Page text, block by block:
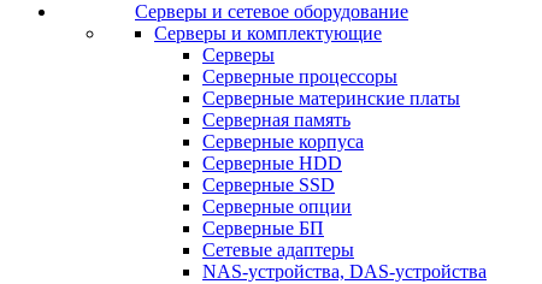
Серверы и сетевое оборудование
Серверы и комплектующие
Серверы
Серверные процессоры
Серверные материнские платы
Серверная память
Серверные корпуса
Серверные HDD
Серверные SSD
Серверные опции
Серверные БП
Сетевые адаптеры
NAS-устройства, DAS-устройства